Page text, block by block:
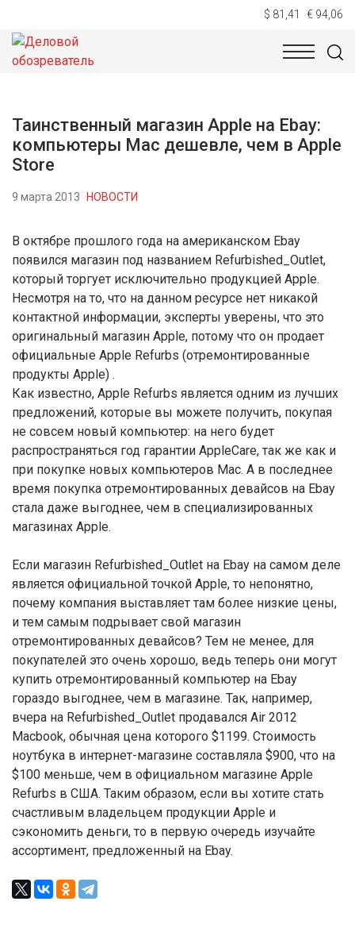
$ 81,41 € 94,06
НОВОСТИ
Таинственный магазин Apple на Ebay:
компьютеры Mac дешевле, чем в Apple
Store
9 марта 2013 НОВОСТИ
В октябре прошлого года на американском Ebay
появился магазин под названием Refurbished_Outlet,
который торгует исключительно продукцией Apple.
Несмотря на то, что на данном ресурсе нет никакой
контактной информации, эксперты уверены, что это
оригинальный магазин Apple, потому что он продает
официальные Apple Refurbs (отремонтированные
продукты Apple) .
Как известно, Apple Refurbs является одним из лучших
предложений, которые вы можете получить, покупая
не совсем новый компьютер: на него будет
распространяться год гарантии AppleCare, так же как и
при покупке новых компьютеров Mac. А в последнее
время покупка отремонтированных девайсов на Ebay
стала даже выгоднее, чем в специализированных
магазинах Apple.
Если магазин Refurbished_Outlet на Ebay на самом деле
является официальной точкой Apple, то непонятно,
почему компания выставляет там более низкие цены,
и тем самым подрывает свой магазин
отремонтированных девайсов? Тем не менее, для
покупателей это очень хорошо, ведь теперь они могут
купить отремонтированный компьютер на Ebay
гораздо выгоднее, чем в магазине. Так, например,
вчера на Refurbished_Outlet продавался Air 2012
Macbook, обычная цена которого $1199. Стоимость
ноутбука в интернет-магазине составляла $900, что на
$100 меньше, чем в официальном магазине Apple
Refurbs в США. Таким образом, если вы хотите стать
счастливым владельцем продукции Apple и
сэкономить деньги, то в первую очередь изучайте
ассортимент, предложенный на Ebay.